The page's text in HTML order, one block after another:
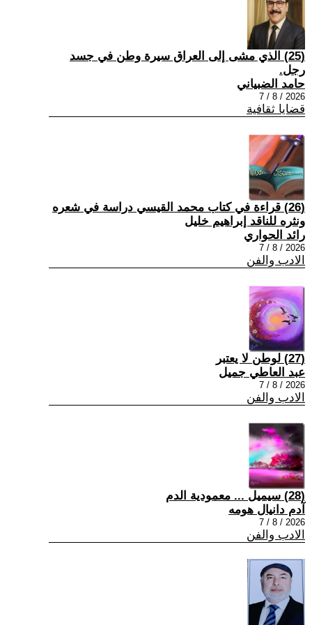
(25) الذي مشى إلى العراق سيرة وطن في جسد
رجل.
حامد الضبياني
2026 / 8 / 7
قضايا ثقافية
(26) قراءة في كتاب محمد القيسي دراسة في شعره
ونثره للناقد إبراهيم خليل
رائد الحواري
2026 / 8 / 7
الادب والفن
(27) لوطن لا يعتبر
عبد العاطي جميل
2026 / 8 / 7
الادب والفن
(28) سيميل ... معمودية الدم
آدم دانيال هومه
2026 / 8 / 7
الادب والفن